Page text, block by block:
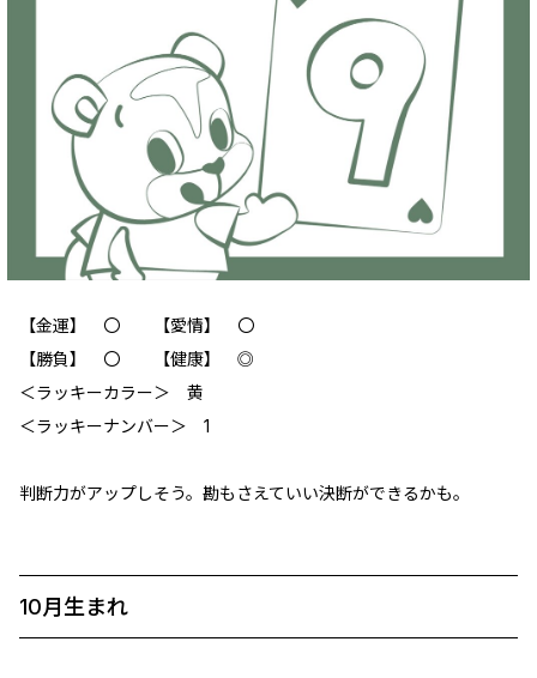
【金運】 〇 【愛情】 〇
【勝負】 〇 【健康】 ◎
＜ラッキーカラー＞ 黄
＜ラッキーナンバー＞ 1
判断力がアップしそう。勘もさえていい決断ができるかも。
10月生まれ